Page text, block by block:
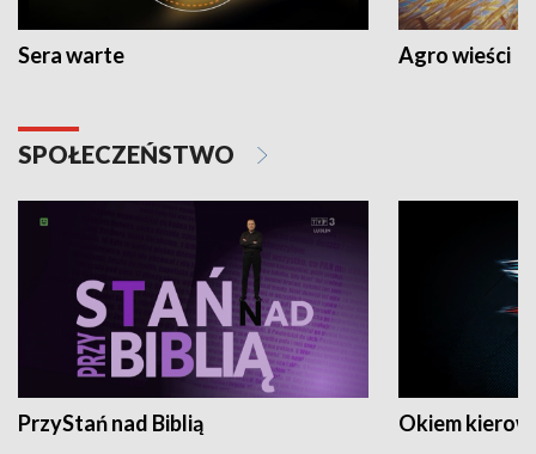
Sera warte Agro wieści
SPOŁECZEŃSTWO
PrzyStań nad Biblią Okiem